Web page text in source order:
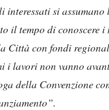
si assumano
il tempo di conoscere
con fondi
lavori non vanno
della Convenzione